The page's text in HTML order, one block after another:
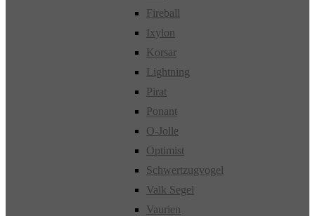
Fireball
Ixylon
Korsar
Lightning
Pirat
Ponant
O-Jolle
Optimist
Schwertzugvogel
Valk Segel
Vaurien